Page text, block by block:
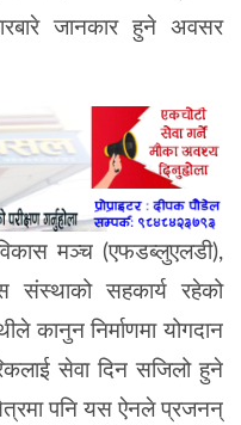
जानकार हुने अवसर
मञ्च (एफडब्लुएलडी),
संस्थाको सहकार्य रहेको
कानुन निर्माणमा योगदान
सेवा दिन सजिलो हुने
पनि यस ऐनलेप्रजनन्